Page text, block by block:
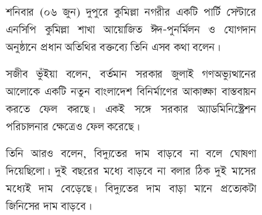
শনিবার (০৬ জুন) দুপুরে কুমিল্লা নগরীর একটি পার্টি সেন্টারে
এনসিপি কুমিল্লা শাখা আয়োজিত ঈদ-পুনর্মিলন ও যোগদান
অনুষ্ঠানে প্রধান অতিথির বক্তব্যে তিনি এসব কথা বলেন।
সজীব ভুঁইয়া বলেন, বর্তমান সরকার জুলাই গণঅভ্যুত্থানের
আলোকে একটি নতুন বাংলাদেশ বিনির্মাণের আকাঙ্ক্ষা বাস্তবায়ন
করতে ফেল করছে। একই সঙ্গে সরকার অ্যাডমিনিস্ট্রেশন
পরিচালনার ক্ষেত্রেও ফেল করেছে।
তিনি আরও বলেন, বিদ্যুতের দাম বাড়বে না বলে ঘোষণা
দিয়েছিলো। দুই বছরের মধ্যে বাড়বে না বলার ঠিক দুই মাসের
মধ্যেই দাম বেড়েছে। বিদ্যুতের দাম বাড়া মানে প্রত্যেকটা
জিনিসের দাম বাড়বে।